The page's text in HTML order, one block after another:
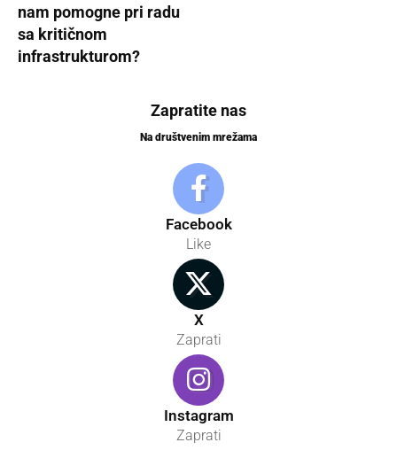
nam pomogne pri radu
sa kritičnom
infrastrukturom?
Zapratite nas
Na društvenim mrežama
Facebook
Like
X
Zaprati
Instagram
Zaprati